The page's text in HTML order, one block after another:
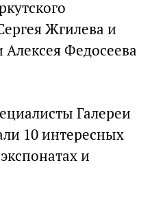
Жгилева и
Алексея Федосеева
Галереи
10 интересных
и